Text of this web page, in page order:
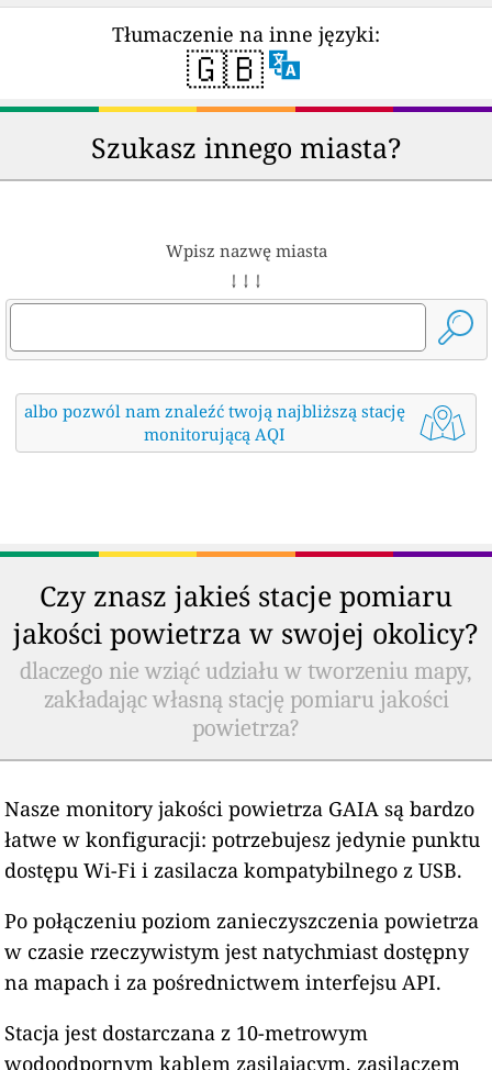
Tłumaczenie na inne języki:
🇬🇧
Szukasz innego miasta?
Wpisz nazwę miasta
↓ ↓ ↓
albo pozwól nam znaleźć twoją najbliższą stację
monitorującą AQI
Czy znasz jakieś stacje pomiaru
jakości powietrza w swojej okolicy?
dlaczego nie wziąć udziału w tworzeniu mapy,
zakładając własną stację pomiaru jakości
powietrza?
Nasze monitory jakości powietrza GAIA są bardzo
łatwe w konfiguracji: potrzebujesz jedynie punktu
dostępu Wi-Fi i zasilacza kompatybilnego z USB.
Po połączeniu poziom zanieczyszczenia powietrza
w czasie rzeczywistym jest natychmiast dostępny
na mapach i za pośrednictwem interfejsu API.
Stacja jest dostarczana z 10-metrowym
wodoodpornym kablem zasilającym, zasilaczem